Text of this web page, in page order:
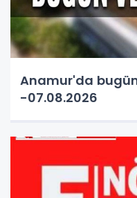
Anamur'da
-07.08.2026